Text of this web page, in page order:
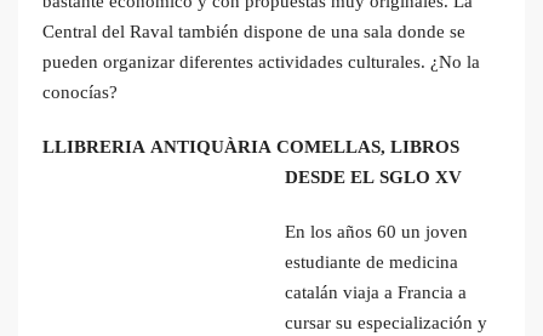
Central del Raval también dispone de una sala donde se
pueden organizar diferentes actividades culturales. ¿No la
conocías?
LLIBRERIA ANTIQUÀRIA COMELLAS, LIBROS
DESDE EL SGLO XV
En los años 60 un joven
estudiante de medicina
catalán viaja a Francia a
cursar su especialización y